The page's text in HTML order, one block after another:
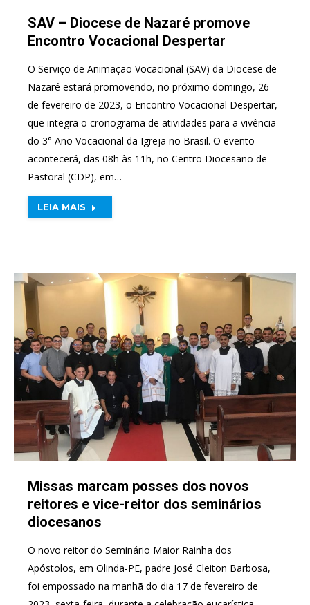
SAV – Diocese de Nazaré promove
Encontro Vocacional Despertar
O Serviço de Animação Vocacional (SAV) da Diocese de
Nazaré estará promovendo, no próximo domingo, 26
de fevereiro de 2023, o Encontro Vocacional Despertar,
que integra o cronograma de atividades para a vivência
do 3° Ano Vocacional da Igreja no Brasil. O evento
acontecerá, das 08h às 11h, no Centro Diocesano de
Pastoral (CDP), em…
LEIA MAIS
Missas marcam posses dos novos
reitores e vice-reitor dos seminários
diocesanos
O novo reitor do Seminário Maior Rainha dos
Apóstolos, em Olinda-PE, padre José Cleiton Barbosa,
foi empossado na manhã do dia 17 de fevereiro de